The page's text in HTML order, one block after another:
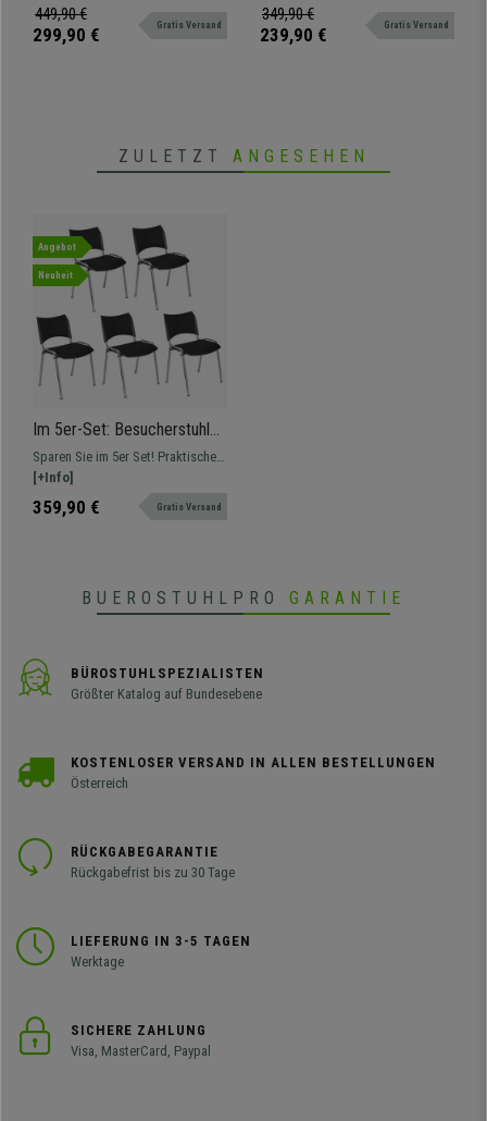
attraktives Design und in
verschiedenen Farben erhältlich.
449,90 €
299,90 € Gratis Versand
Gestell, Farbe Creme
klassischen Stil.
349,90 €
239,90 € Gratis Versand
ZULETZT ANGESEHEN
Angebot
Neuheit
Im 5er-Set: Besucherstuhl
ROMEL LEDER, bequeme
Polsterung, stapelbar,
Farbe Schwarz
Sparen Sie im 5er Set! Praktisches
und vielseitiges Modell,
komfortabel und robust, in
verschiedenen Farben und
[+Info]
359,90 € Gratis Versand
BUEROSTUHLPRO GARANTIE
BÜROSTUHLSPEZIALISTEN
Größter Katalog auf Bundesebene
KOSTENLOSER VERSAND IN ALLEN BESTELLUNGEN
Österreich
RÜCKGABEGARANTIE
Rückgabefrist bis zu 30 Tage
LIEFERUNG IN 3-5 TAGEN
Werktage
SICHERE ZAHLUNG
Visa, MasterCard, Paypal